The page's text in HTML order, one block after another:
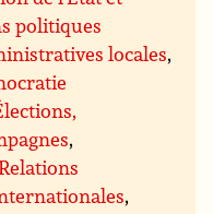
politiques
locales,
,
,